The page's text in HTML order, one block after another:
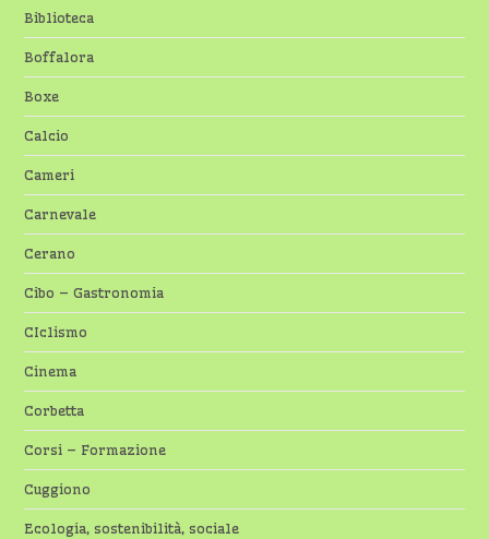
Biblioteca
Boffalora
Boxe
Calcio
Cameri
Carnevale
Cerano
Cibo – Gastronomia
CIclismo
Cinema
Corbetta
Corsi – Formazione
Cuggiono
Ecologia, sostenibilità, sociale